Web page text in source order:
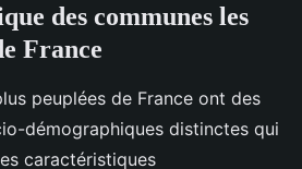
des communes les
France
peuplées de France ont des
démographiques distinctes qui
caractéristiques